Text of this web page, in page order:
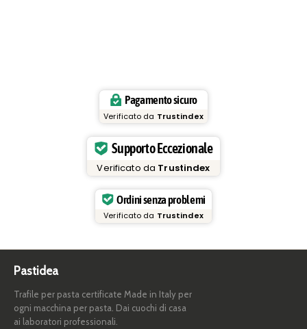
Pagamento sicuro
Verificato da Trustindex
Supporto Eccezionale
Verificato da Trustindex
Ordini senza problemi
Verificato da Trustindex
Pastidea
Trafile per pasta certificate Made in Italy per
ogni macchina per pasta. Dai cuochi di casa
ai laboratori professionali.